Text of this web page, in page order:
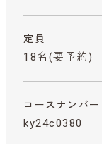
定員
18名(要予約)
コースナンバー
ky24c0380